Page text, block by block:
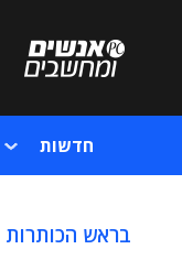
חדשות
בראש הכותרות